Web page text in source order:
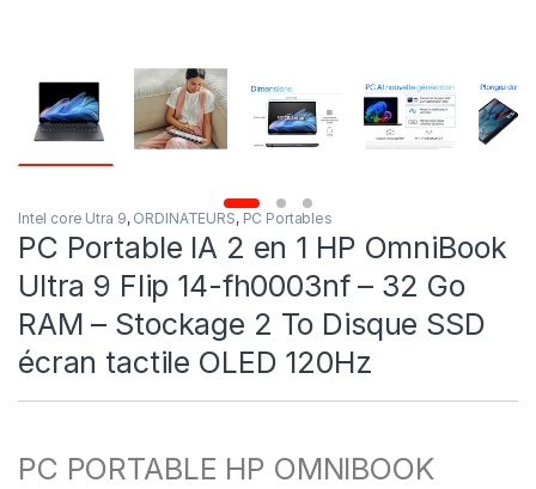
Intel core Utra 9, ORDINATEURS, PC Portables
PC Portable IA 2 en 1 HP OmniBook
Ultra 9 Flip 14-fh0003nf – 32 Go
RAM – Stockage 2 To Disque SSD
écran tactile OLED 120Hz
PC PORTABLE HP OMNIBOOK